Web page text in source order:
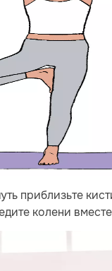
приблизьте
колени